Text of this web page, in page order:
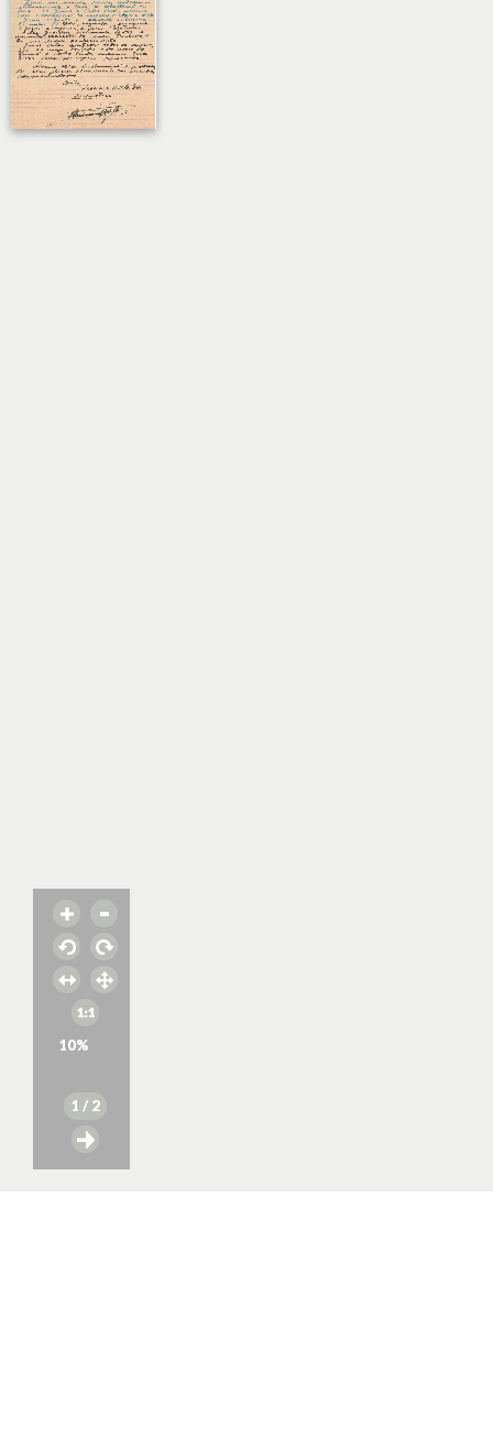
10%
1 / 2